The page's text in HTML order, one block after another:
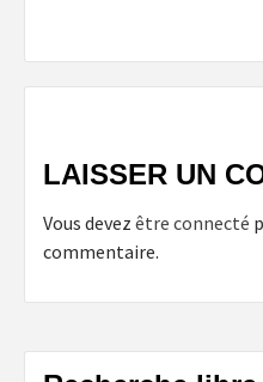
LAISSER UN
Vous devez être connecté
commentaire.